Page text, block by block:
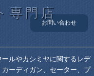
専門店
お問い合わせ
ルやカシミヤに関するレデ
ーディガン、セーター、プ